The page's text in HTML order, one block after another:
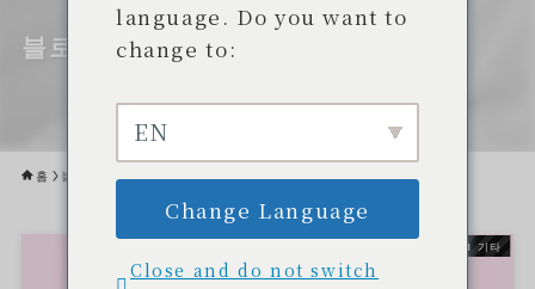
블로그
홈 블로그
기타
language. Do you want to
change to:
EN
Change Language
Close and do not switch